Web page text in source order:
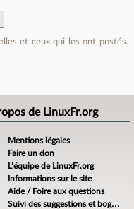
et ceux qui les ont postés.
de LinuxFr.org
Mentions légales
Faire un don
L’équipe de LinuxFr.org
Informations sur le site
Aide / Foire aux questions
Suivi des suggestions et bogues